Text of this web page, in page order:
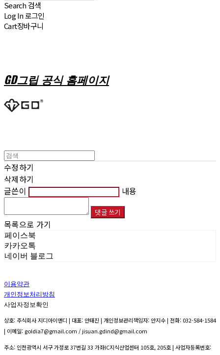
Search 검색
Log In로그인
Cart장바구니
GD그립 공식 홈페이지
수정하기
삭제하기
글쓴이
내용
댓글 쓰기
목록으로 가기
페이스북
카카오톡
네이버 블로그
이용약관
개인정보처리방침
사업자정보확인
상호: 주식회사 지디아이앤디 | 대표: 안태진 | 개인정보관리책임자: 안지수 | 전화: 032-584-1584
| 이메일: goldia7@gmail.com / jisuan.gdind@gmail.com
주소: 인천광역시 서구 가정로 37번길 33 가좌IC지식산업센터 105호, 205호 | 사업자등록번호: